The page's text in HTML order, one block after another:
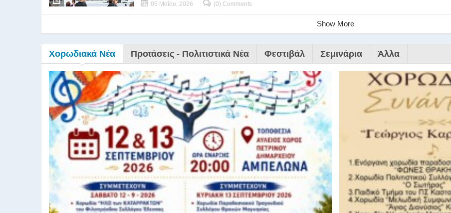
05 Μαΐου, 2026 (0) Comments
Show More
Χορωδιακά Νέα Προτάσεις - Πολιτιστικά Νέα Φεστιβάλ Σεμινάρια Άλλα